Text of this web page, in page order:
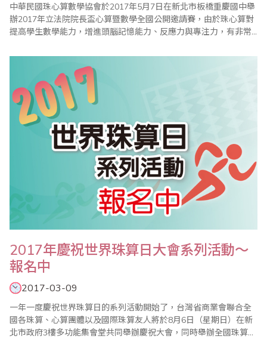
中華民國珠心算數學協會於2017年5月7日在新北市板橋重慶國中舉
辦2017年立法院院長盃心算暨數學全國公開邀請賽，由於珠心算對
提高學生數學能力，增進頭腦記憶能力、反應力與專注力，有非常
會考，一場結合「專心」、「細心」、「耐心」的比賽，光是監考
老師就動員一百多位，此賽乃訓練選手的膽識，讓學子們知道如何
從失敗中再接再厲，如何從成功中學習..
2017年慶祝世界珠算日大會系列活動～
報名中
2017-03-09
一年一度慶祝世界珠算日的系列活動開始了，台灣省商業會聯合全
國各珠算、心算團體以及國際珠算友人將於8月6日（星期日）在新
北市政府3樓多功能集會堂共同舉辦慶祝大會，同時舉辦全國珠算比